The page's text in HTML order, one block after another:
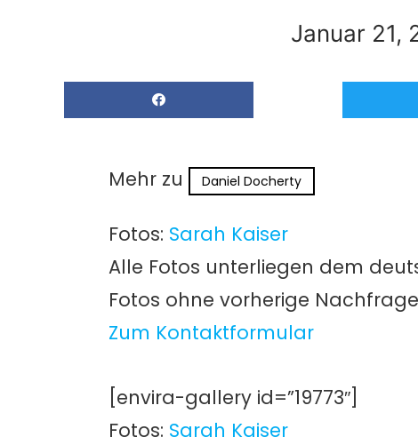
Januar 21,
Mehr zu Daniel Docherty
Fotos: Sarah Kaiser
Alle Fotos unterliegen dem
Fotos ohne vorherige
Zum Kontaktformular
[envira-gallery id=”19773″]
Fotos: Sarah Kaiser